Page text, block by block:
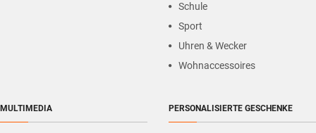
Schule
Sport
Uhren & Wecker
Wohnaccessoires
MULTIMEDIA PERSONALISIERTE GESCHENKE